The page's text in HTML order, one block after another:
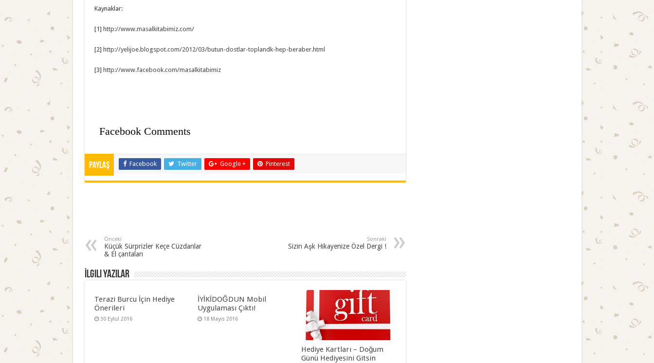
Kaynaklar:
[1] http://www.masalkitabimiz.com/
[2] http://yelijoe.blogspot.com/2012/03/butun-dostlar-toplandk-hep-beraber.html
[3] http://www.facebook.com/masalkitabimiz
Facebook Comments
Paylaş Facebook Twitter Google + Pinterest
Önceki
Küçük Sürprizler Keçe Cüzdanlar
& El çantaları
Sonraki
Sizin Aşk Hikayenize Özel Dergi !
İlgili Yazılar
Terazi Burcu İçin Hediye
Önerileri
30 Eylül 2016
İYİKİDOĞDUN Mobil
Uygulaması Çıktı!
18 Mayıs 2016
Hediye Kartları – Doğum
Günü Hediyesini Gitsin